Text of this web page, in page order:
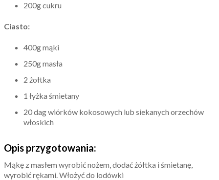
200g cukru
Ciasto:
400g mąki
250g masła
2 żołtka
1 łyżka śmietany
20 dag wiórków kokosowych lub siekanych orzechów
włoskich
Opis przygotowania:
Mąkę z masłem wyrobić nożem, dodać żółtka i śmietanę,
wyrobić rękami. Włożyć do lodówki